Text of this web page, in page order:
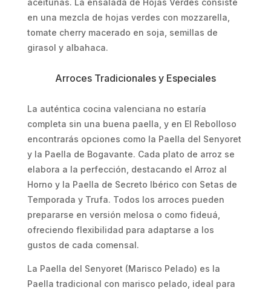
aceitunas. La ensalada de Hojas Verdes consiste
en una mezcla de hojas verdes con mozzarella,
tomate cherry macerado en soja, semillas de
girasol y albahaca.
Arroces Tradicionales y Especiales
La auténtica cocina valenciana no estaría
completa sin una buena paella, y en El Rebolloso
encontrarás opciones como la Paella del Senyoret
y la Paella de Bogavante. Cada plato de arroz se
elabora a la perfección, destacando el Arroz al
Horno y la Paella de Secreto Ibérico con Setas de
Temporada y Trufa. Todos los arroces pueden
prepararse en versión melosa o como fideuá,
ofreciendo flexibilidad para adaptarse a los
gustos de cada comensal.
La Paella del Senyoret (Marisco Pelado) es la
Paella tradicional con marisco pelado, ideal para